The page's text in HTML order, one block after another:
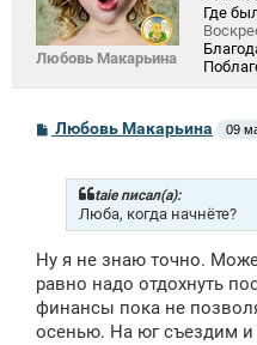
Любовь Макарьина
Где
С
е
Любовь Макарьина 09
taie писал(а):
Люба, когда начнёте?
Ну я не знаю точно.
равно надо отдохнуть
финансы пока не
осенью. На юг съездим